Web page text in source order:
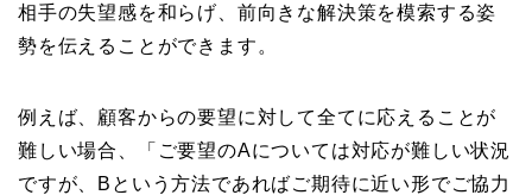
相手の失望感を和らげ、前向きな解決策を模索する姿
勢を伝えることができます。
例えば、顧客からの要望に対して全てに応えることが
難しい場合、「ご要望のAについては対応が難しい状況
ですが、Bという方法であればご期待に近い形でご協力